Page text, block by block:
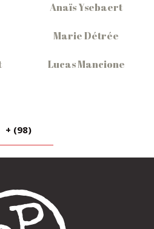
Anaïs Ysebaert
Marie Détrée
Lucas Mancione
+ (98)